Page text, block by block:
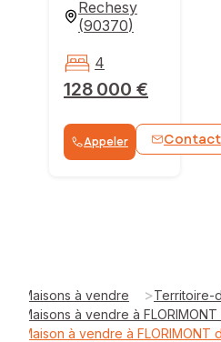
Rechesy
(90370)
128 000 €
4
Appeler
Maisons à vendre >Territoire-
Maisons à vendre à
Maison à vendre à FLORIMONT